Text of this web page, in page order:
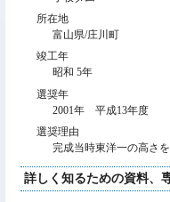
所在地
富山県/庄川町
竣工年
昭和 5年
選奨年
2001年 平成13年度
選奨理由
完成当時東洋一の高さ
詳しく知るための資料、